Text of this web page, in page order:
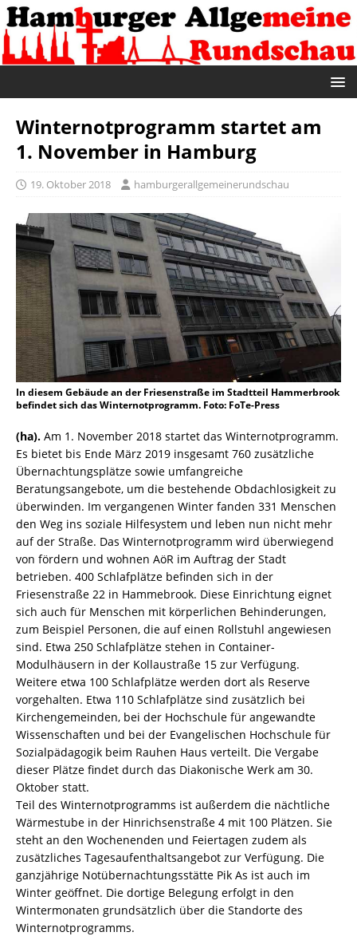
Winternotprogramm startet am
1. November in Hamburg
19. Oktober 2018 hamburgerallgemeinerundschau
In diesem Gebäude an der Friesenstraße im Stadtteil Hammerbrook
befindet sich das Winternotprogramm. Foto: FoTe-Press
(ha). Am 1. November 2018 startet das Winternotprogramm.
Es bietet bis Ende März 2019 insgesamt 760 zusätzliche
Übernachtungsplätze sowie umfangreiche
Beratungsangebote, um die bestehende Obdachlosigkeit zu
überwinden. Im vergangenen Winter fanden 331 Menschen
den Weg ins soziale Hilfesystem und leben nun nicht mehr
auf der Straße. Das Winternotprogramm wird überwiegend
von fördern und wohnen AöR im Auftrag der Stadt
betrieben. 400 Schlafplätze befinden sich in der
Friesenstraße 22 in Hammebrook. Diese Einrichtung eignet
sich auch für Menschen mit körperlichen Behinderungen,
zum Beispiel Personen, die auf einen Rollstuhl angewiesen
sind. Etwa 250 Schlafplätze stehen in Container-
Modulhäusern in der Kollaustraße 15 zur Verfügung.
Weitere etwa 100 Schlafplätze werden dort als Reserve
vorgehalten. Etwa 110 Schlafplätze sind zusätzlich bei
Kirchengemeinden, bei der Hochschule für angewandte
Wissenschaften und bei der Evangelischen Hochschule für
Sozialpädagogik beim Rauhen Haus verteilt. Die Vergabe
dieser Plätze findet durch das Diakonische Werk am 30.
Oktober statt.
Teil des Winternotprogramms ist außerdem die nächtliche
Wärmestube in der Hinrichsenstraße 4 mit 100 Plätzen. Sie
steht an den Wochenenden und Feiertagen zudem als
zusätzliches Tagesaufenthaltsangebot zur Verfügung. Die
ganzjährige Notübernachtungsstätte Pik As ist auch im
Winter geöffnet. Die dortige Belegung erfolgt in den
Wintermonaten grundsätzlich über die Standorte des
Winternotprogramms.